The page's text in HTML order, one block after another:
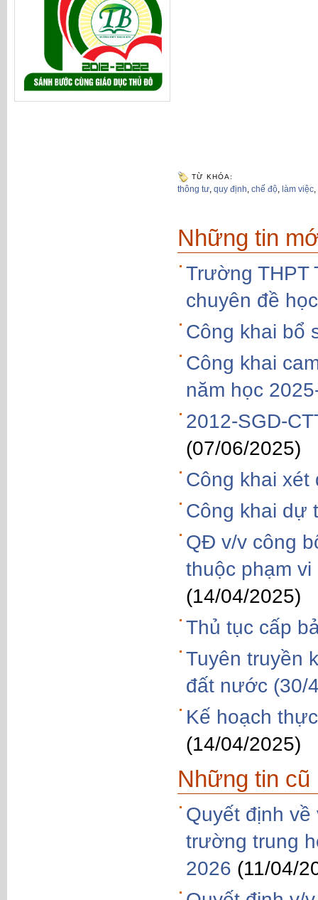
TỪ KHÓA:
thông tư, quy định, chế độ, làm việc,
Những tin
Trường THPT
chuyên đề
Công khai bổ
Công khai
năm học
2012-SGD-
(07/06/2025)
Công khai xét
Công khai dự
QĐ v/v công
thuộc phạm
(14/04/2025)
Thủ tục cấp
Tuyên truyền
đất nước (30/
Kế hoạch
(14/04/2025)
Những tin cũ
Quyết định
trường trung
2026 (11/04/